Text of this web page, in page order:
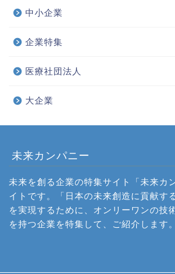
中小企業
企業特集
医療社団法人
大企業
未来カンパニー
未来を創る企業の特集サイト「未来カ
イトです。「日本の未来創造に貢献す
を実現するために、オンリーワンの技
を持つ企業を特集して、ご紹介します。